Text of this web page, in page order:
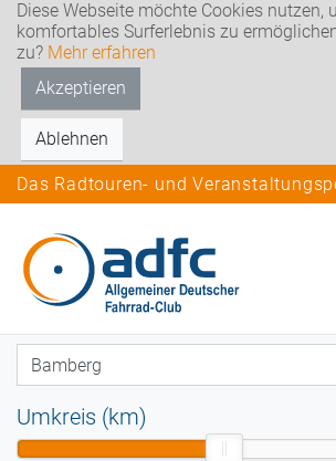
Diese Webseite möchte Cookies nutzen,
komfortables Surferlebnis zu
zu? Mehr erfahren
Akzeptieren
Ablehnen
Das Radtouren- und
Umkreis (km)